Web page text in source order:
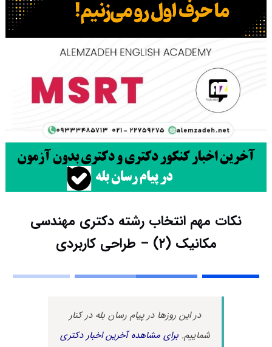
نکات مهم انتخاب رشته دکتری مهندسی
مکانیک (۲) – طراحی کاربردی
در این روزها در پیام رسان بله در کنار
شماییم.برای مشاهده آخرین اخبار دکتری